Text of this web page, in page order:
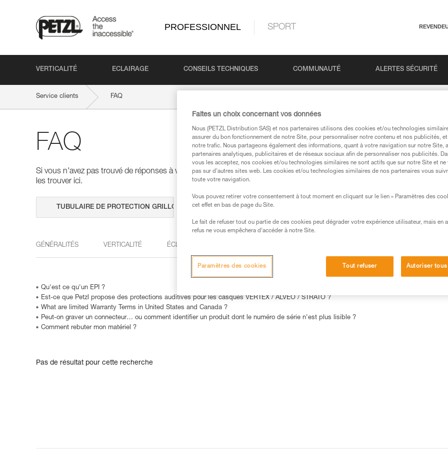
PROFESSIONNEL SPORT
VERTICALITÉ ECLAIRAGE CONSEILS TECHNIQUES COMMUNAUTÉ ALERTES SÉCURITÉ
Service clients FAQ
FAQ
Si vous n'avez pas trouvé de réponses à vos questions dans nos pages produits et techniques, vous devriez
les trouver ici.
Effectuer votre recherche
GÉNÉRALITÉS VERTICALITÉ ÉCLAIRAGE
Qu'est ce qu'un EPI ?
Est-ce que Petzl propose des protections auditives pour les casques VERTEX / ALVEO / STRATO ?
What are limited Warranty Terms in United States and Canada ?
Peut-on graver un connecteur… ou comment identifier un produit dont le numéro de série n'est plus lisible ?
Comment rebuter mon matériel ?
Pas de résultat pour cette recherche
Faites un choix concernant vos données
Nous (PETZL Distribution SAS) et nos partenaires utilisons des cookies et/ou technologies
assurer du bon fonctionnement de notre Site, pour personnaliser notre contenu et nos publicités,
notre trafic. Nous partageons également des informations, quant à votre navigation sur notre Site,
partenaires analytiques, publicitaires et de réseaux sociaux afin de personnaliser nos publicités.
vous les acceptez, nos cookies et/ou technologies similaires ne sont actifs que sur notre Site et ne
pas sur d’autres sites web. Les cookies et/ou technologies similaires de nos partenaires vous
toute votre navigation.
Vous pouvez retirer votre consentement à tout moment en cliquant sur le lien « Paramètres des
cet effet en bas de page du Site.
Le fait de refuser tout ou partie de ces cookies peut dégrader votre expérience utilisateur, mais en
refus ne vous empêchera d’accéder à notre Site.
Tout refuser Autoriser
Paramètres des cookies